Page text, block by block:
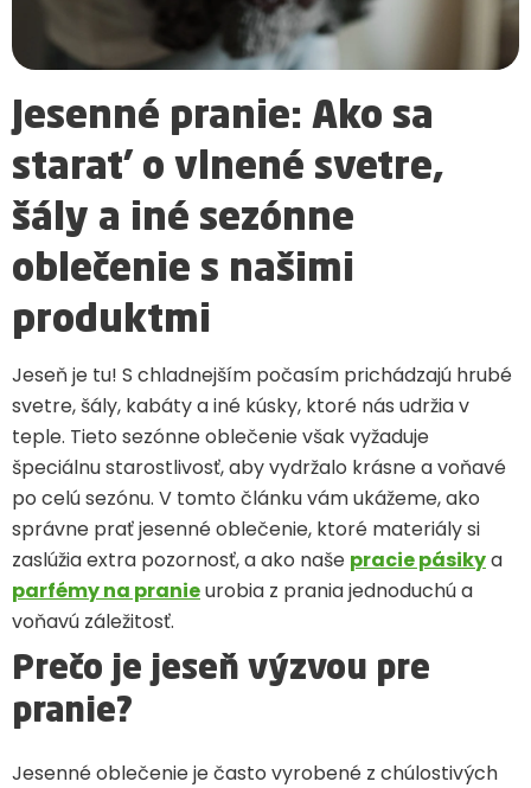
Jesenné pranie: Ako sa
starať o vlnené svetre,
šály a iné sezónne
oblečenie s našimi
produktmi
Jeseň je tu! S chladnejším počasím prichádzajú hrubé
svetre, šály, kabáty a iné kúsky, ktoré nás udržia v
teple. Tieto sezónne oblečenie však vyžaduje
špeciálnu starostlivosť, aby vydržalo krásne a voňavé
po celú sezónu. V tomto článku vám ukážeme, ako
správne prať jesenné oblečenie, ktoré materiály si
zaslúžia extra pozornosť, a ako naše pracie pásikya
parfémy na pranieurobia z prania jednoduchú a
voňavú záležitosť.
Prečo je jeseň výzvou pre
pranie?
Jesenné oblečenie je často vyrobené z chúlostivých